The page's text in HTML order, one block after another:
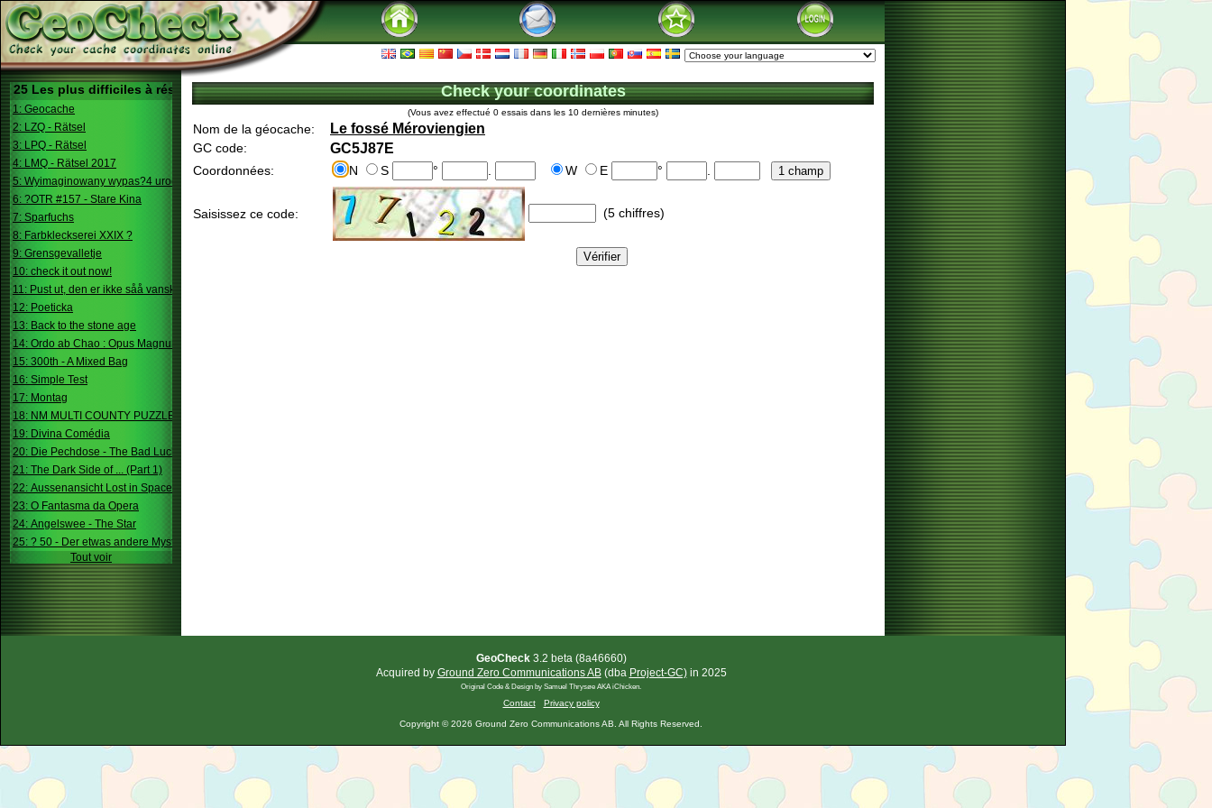
25 Les plus difficiles à résoudre
1: Geocache
2: LZQ - Rätsel
3: LPQ - Rätsel
4: LMQ - Rätsel 2017
5: Wyimaginowany wypas?4 urodziny
6: ?OTR #157 - Stare Kina
7: Sparfuchs
8: Farbkleckserei XXIX ?
9: Grensgevalletje
10: check it out now!
11: Pust ut, den er ikke såå vanskelig.
12: Poeticka
13: Back to the stone age
14: Ordo ab Chao : Opus Magnum
15: 300th - A Mixed Bag
16: Simple Test
17: Montag
18: NM MULTI COUNTY PUZZLE
19: Divina Comédia
20: Die Pechdose - The Bad Luck Box
21: The Dark Side of ... (Part 1)
22: Aussenansicht Lost in Space
23: O Fantasma da Opera
24: Angelswee - The Star
25: ? 50 - Der etwas andere Mystery
Tout voir
Check your coordinates
(Vous avez effectué 0 essais dans les 10 dernières minutes)
Nom de la géocache: Le fossé Méroviengien
GC code: GC5J87E
Coordonnées: N S ° W E °
Saisissez ce code: (5 chiffres)
GeoCheck3.2 beta (8a46660)
Acquired by Ground Zero Communications AB(dba Project-GC)in 2025
Original Code & Design by Samuel Thrysøe AKA iChicken.
Contact Privacy policy
Copyright © 2026 Ground Zero Communications AB. All Rights Reserved.